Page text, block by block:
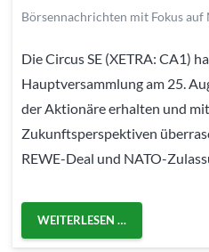
Börsennachrichten mit Fokus auf
Die Circus SE (XETRA: CA1)
Hauptversammlung am 25.
der Aktionäre erhalten und
Zukunftsperspektiven
REWE-Deal und NATO-
WEITERLESEN …